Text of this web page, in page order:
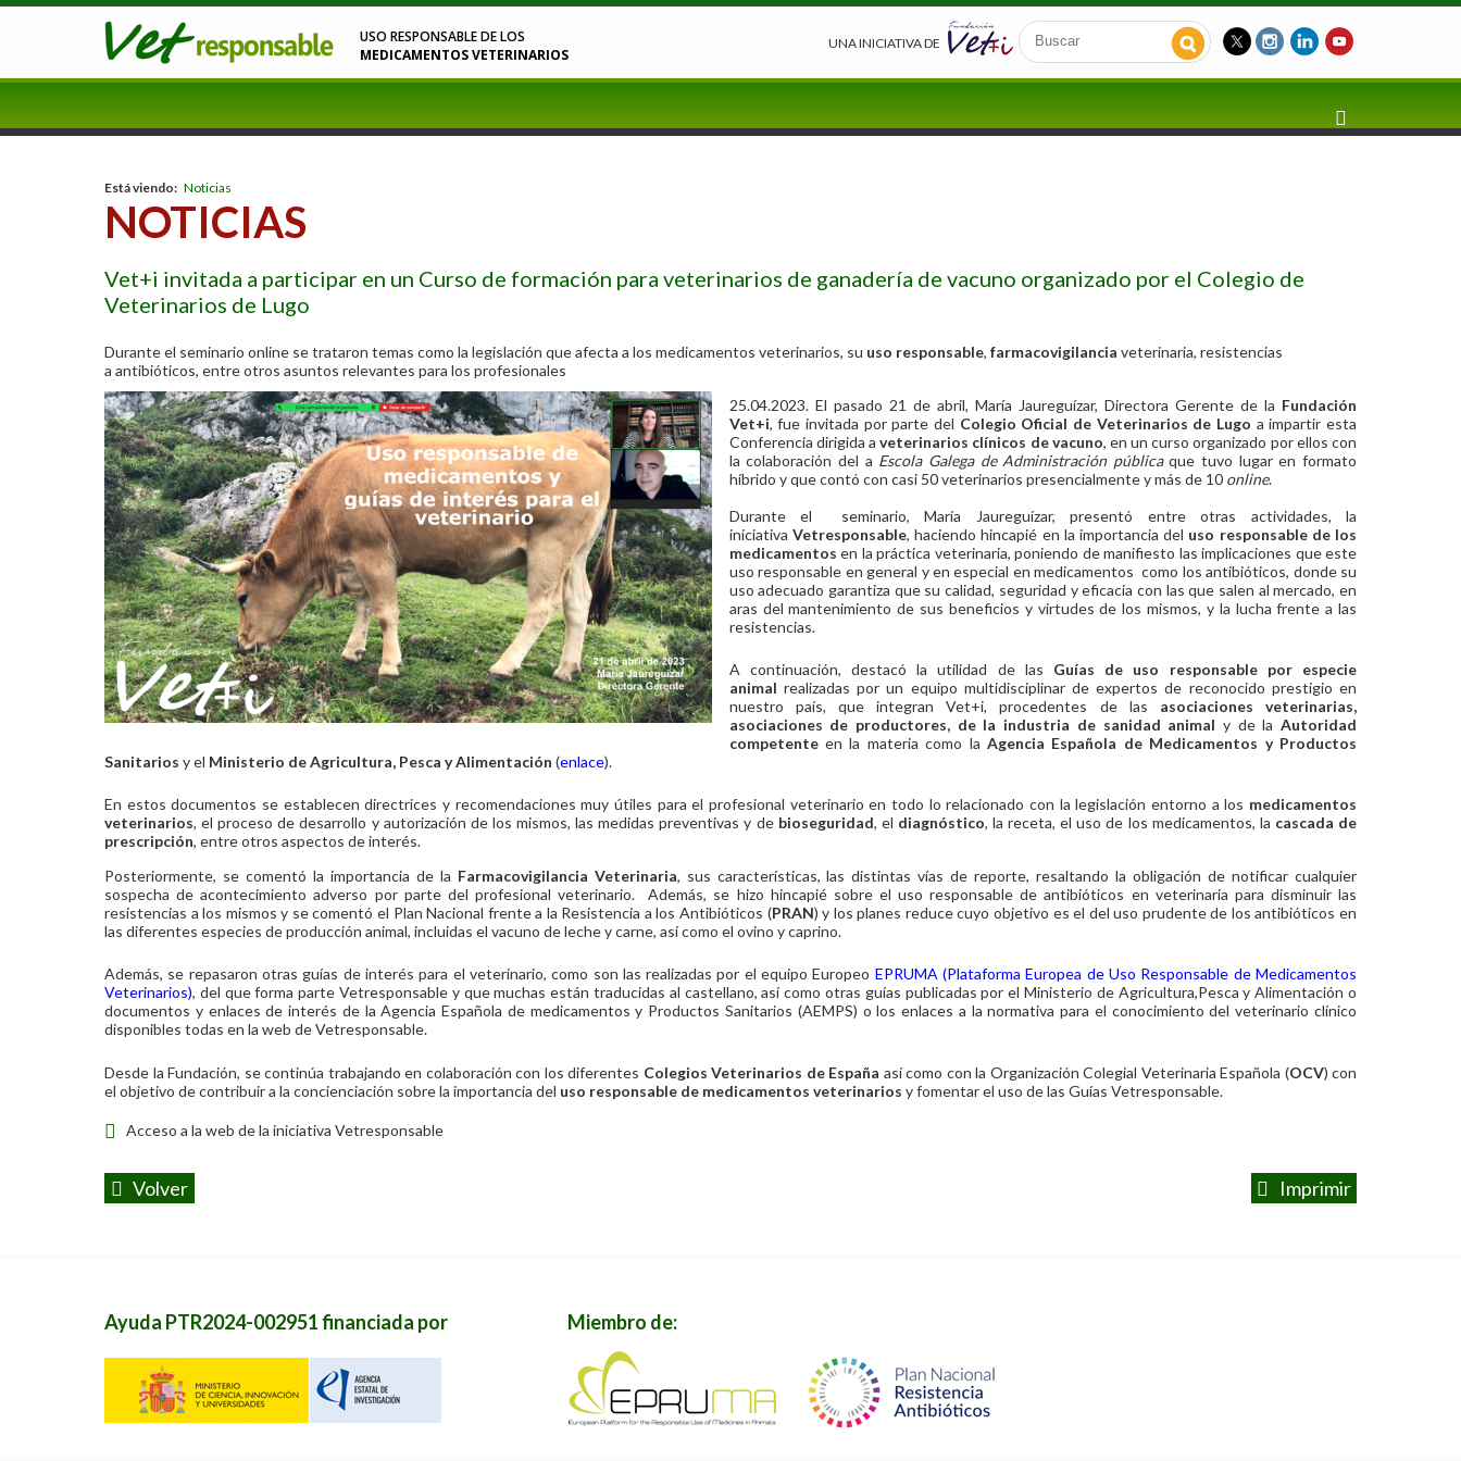
USO RESPONSABLE DE LOS
MEDICAMENTOS VETERINARIOS
UNA INICIATIVA DE
Está viendo: Noticias
NOTICIAS
Vet+i invitada a participar en un Curso de formación para veterinarios de ganadería de vacuno organizado por el Colegio de
Veterinarios de Lugo
Durante el seminario online se trataron temas como la legislación que afecta a los medicamentos veterinarios, su uso responsable, farmacovigilancia veterinaria, resistencias
a antibióticos, entre otros asuntos relevantes para los profesionales
25.04.2023. El pasado 21 de abril, María Jaureguízar, Directora Gerente de la Fundación
Vet+i, fue invitada por parte del Colegio Oficial de Veterinarios de Lugo a impartir esta
Conferencia dirigida aveterinarios clínicos de vacuno, en un curso organizado por ellos con
la colaboración del a Escola Galega de Administración públicaque tuvo lugar en formato
híbrido y que contó con casi 50 veterinarios presencialmente y más de 10 online.
Durante el seminario, María Jaureguízar, presentó entre otras actividades, la
iniciativa Vetresponsable, haciendo hincapié en la importancia del uso responsable de los
medicamentos en la práctica veterinaria, poniendo de manifiesto las implicaciones que este
uso responsable en general y en especial en medicamentos como los antibióticos, donde su
uso adecuado garantiza que su calidad, seguridad y eficacia con las que salen al mercado, en
aras del mantenimiento de sus beneficios y virtudes de los mismos, y la lucha frente a las
resistencias.
A continuación, destacó la utilidad de las Guías de uso responsable por especie
animal realizadas por un equipo multidisciplinar de expertos de reconocido prestigio en
nuestro país, que integran Vet+i, procedentes de las asociaciones veterinarias,
asociaciones de productores, de la industria de sanidad animal y de laAutoridad
competenteen la materia como laAgencia Española de Medicamentos y Productos
Sanitarios y el Ministerio de Agricultura, Pesca y Alimentación (enlace).
En estos documentos se establecen directrices y recomendaciones muy útiles para el profesional veterinario en todo lo relacionado con la legislación entorno a los medicamentos
veterinarios, el proceso de desarrollo y autorización de los mismos, las medidas preventivas y de bioseguridad, el diagnóstico, la receta, el uso de los medicamentos, la cascada de
prescripción, entre otros aspectos de interés.
Posteriormente, se comentó la importancia de la Farmacovigilancia Veterinaria, sus características, las distintas vías de reporte, resaltando la obligación de notificar cualquier
sospecha de acontecimiento adverso por parte del profesional veterinario. Además, se hizo hincapié sobre el uso responsable de antibióticos en veterinaria para disminuir las
resistencias a los mismos y se comentó el Plan Nacional frente a la Resistencia a los Antibióticos (PRAN) y los planes reduce cuyo objetivo es el del uso prudente de los antibióticos en
las diferentes especies de producción animal, incluidas el vacuno de leche y carne, así como el ovino y caprino.
Además, se repasaron otras guías de interés para el veterinario, como son las realizadas por el equipo Europeo EPRUMA (Plataforma Europea de Uso Responsable de Medicamentos
Veterinarios), del que forma parte Vetresponsable y que muchas están traducidas al castellano, así como otras guías publicadas por el Ministerio de Agricultura,Pesca y Alimentación o
documentos y enlaces de interés de la Agencia Española de medicamentos y Productos Sanitarios (AEMPS) o los enlaces a la normativa para el conocimiento del veterinario clínico
disponibles todas en la web de Vetresponsable.
Desde la Fundación, se continúa trabajando en colaboración con los diferentes Colegios Veterinarios de España así como con la Organización Colegial Veterinaria Española (OCV) con
el objetivo de contribuir a la concienciación sobre la importancia del uso responsable de medicamentos veterinarios y fomentar el uso de las Guías Vetresponsable.
Acceso a la web de la iniciativa Vetresponsable
Volver Imprimir
Ayuda PTR2024-002951 financiada por Miembro de: